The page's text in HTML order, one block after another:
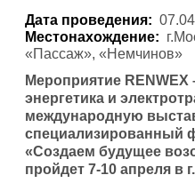
Дата проведения:
Местонахождение:
«Пассаж», «Немчинов»
Мероприятие RENWEX
энергетика и
международную
специализированный
«Создаем будущее
пройдет 7-10 апреля в